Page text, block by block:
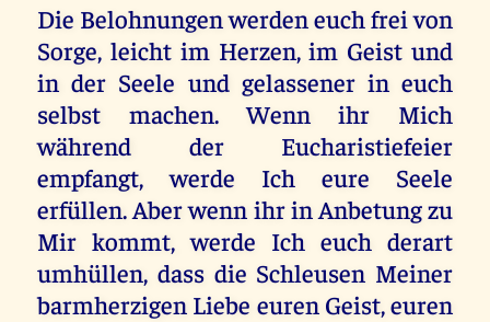
Die Belohnungen werden euch frei von
Sorge, leicht im Herzen, im Geist und
in der Seele und gelassener in euch
selbst machen. Wenn ihr Mich
während der Eucharistiefeier
empfangt, werde Ich eure Seele
erfüllen. Aber wenn ihr in Anbetung zu
Mir kommt, werde Ich euch derart
umhüllen, dass die Schleusen Meiner
barmherzigen Liebe euren Geist, euren